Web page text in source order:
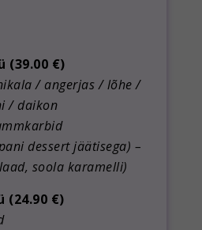
(39.00 €)
/ angerjas / lõhe /
/ daikon
dessert jäätisega) –
soola karamelli)
(24.90 €)